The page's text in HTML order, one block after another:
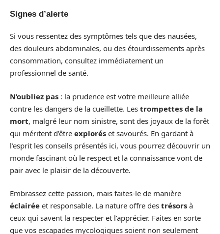
Signes d’alerte
Si vous ressentez des symptômes tels que des nausées,
des douleurs abdominales, ou des étourdissements après
consommation, consultez immédiatement un
professionnel de santé.
N’oubliez pas : la prudence est votre meilleure alliée
contre les dangers de la cueillette. Les trompettes de la
mort, malgré leur nom sinistre, sont des joyaux de la forêt
qui méritent d’être explorés et savourés. En gardant à
l’esprit les conseils présentés ici, vous pourrez découvrir un
monde fascinant où le respect et la connaissance vont de
pair avec le plaisir de la découverte.
Embrassez cette passion, mais faites-le de manière
éclairée et responsable. La nature offre des trésors à
ceux qui savent la respecter et l’apprécier. Faites en sorte
que vos escapades mycologiques soient non seulement